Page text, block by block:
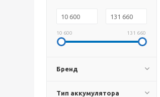
10 600 131 660
Бренд
Тип аккумулятора